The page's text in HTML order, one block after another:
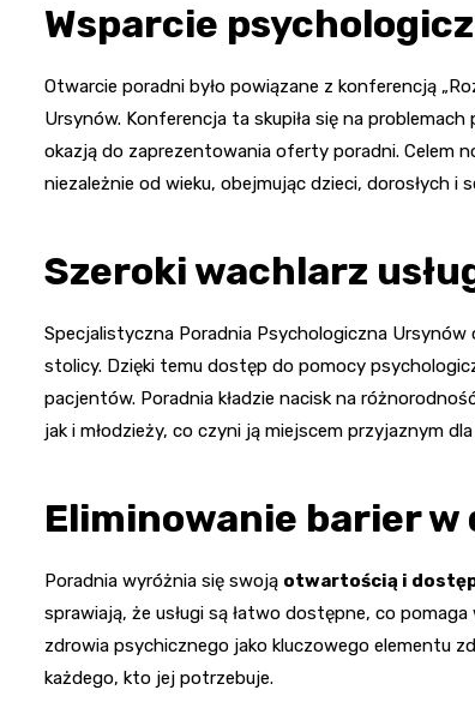
Wsparcie
Otwarcie poradni było powiązane z konferencją
Ursynów. Konferencja ta skupiła się na
okazją do zaprezentowania oferty poradni. Celem
niezależnie od wieku, obejmując dzieci, dorosłych i
Szeroki wachlarz
Specjalistyczna Poradnia Psychologiczna Ursynów
stolicy. Dzięki temu dostęp do pomocy
pacjentów. Poradnia kładzie nacisk na
jak i młodzieży, co czyni ją miejscem przyjaznym
Eliminowanie barier w
Poradnia wyróżnia się swoją otwartością i
sprawiają, że usługi są łatwo dostępne, co
zdrowia psychicznego jako kluczowego elementu
każdego, kto jej potrzebuje.